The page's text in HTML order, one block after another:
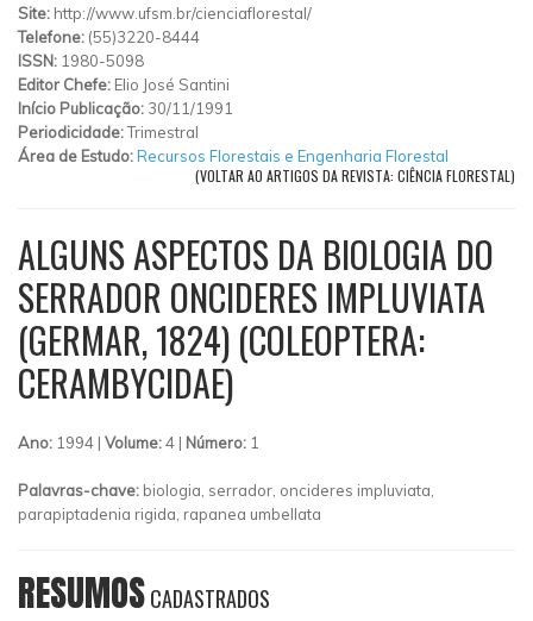
Site: http://www.ufsm.br/cienciaflorestal/
Telefone: (55)3220-8444
ISSN: 1980-5098
Editor Chefe: Elio José Santini
Início Publicação: 30/11/1991
Periodicidade:Trimestral
Área de Estudo:Recursos Florestais e Engenharia Florestal
(VOLTAR AO ARTIGOS DA REVISTA: CIÊNCIA FLORESTAL)
ALGUNS ASPECTOS DA BIOLOGIA DO
SERRADOR ONCIDERES IMPLUVIATA
(GERMAR, 1824) (COLEOPTERA:
CERAMBYCIDAE)
Ano: 1994 | Volume:4 | Número: 1
Palavras-chave: biologia, serrador, oncideres impluviata,
parapiptadenia rigida, rapanea umbellata
RESUMOSCADASTRADOS